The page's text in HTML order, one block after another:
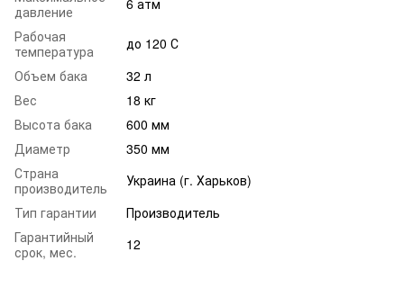
давление
6 атм
Рабочая
температура
до 120 С
Объем бака
32 л
Вес
18 кг
Высота бака
600 мм
Диаметр
350 мм
Страна
производитель
Украина (г. Харьков)
Тип гарантии
Производитель
Гарантийный
срок, мес.
12